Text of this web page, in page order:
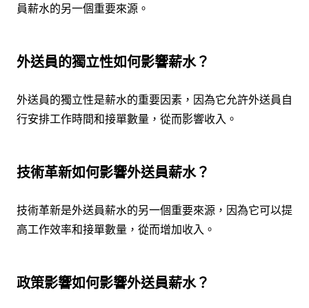
員薪水的另一個重要來源。
外送員的獨立性如何影響薪水？
外送員的獨立性是薪水的重要因素，因為它允許外送員自
行安排工作時間和接單數量，從而影響收入。
技術革新如何影響外送員薪水？
技術革新是外送員薪水的另一個重要來源，因為它可以提
高工作效率和接單數量，從而增加收入。
政策影響如何影響外送員薪水？